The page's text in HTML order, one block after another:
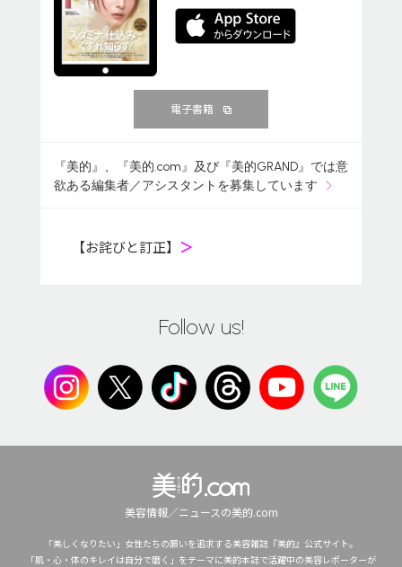
電子書籍
『美的』、『美的.com』及び『美的GRAND』では意
欲ある編集者／アシスタントを募集しています
【お詫びと訂正】 ＞
Follow us!
美容情報／ニュースの美的.com
「美しくなりたい」女性たちの願いを追求する美容雑誌『美的』公式サイト。
「肌・心・体のキレイは自分で磨く」をテーマに美的本誌で活躍中の美容レポーターが